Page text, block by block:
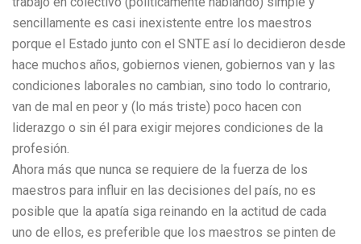
sencillamente es casi inexistente entre los maestros
porque el Estado junto con el SNTE así lo decidieron desde
hace muchos años, gobiernos vienen, gobiernos van y las
condiciones laborales no cambian, sino todo lo contrario,
van de mal en peor y (lo más triste) poco hacen con
liderazgo o sin él para exigir mejores condiciones de la
profesión.
Ahora más que nunca se requiere de la fuerza de los
maestros para influir en las decisiones del país, no es
posible que la apatía siga reinando en la actitud de cada
uno de ellos, es preferible que los maestros se pinten de